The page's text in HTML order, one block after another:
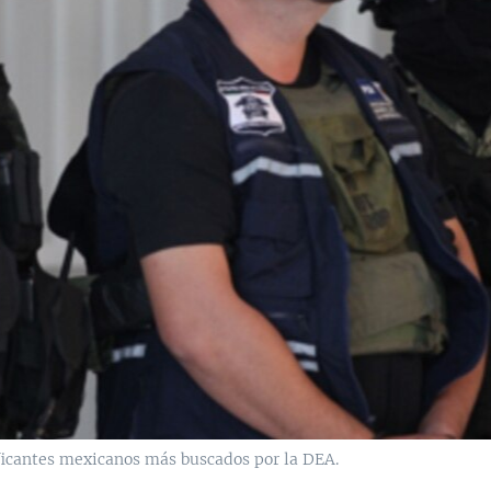
mexicanos más buscados por la DEA.